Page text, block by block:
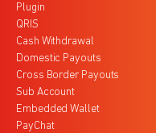
Plugin
QRIS
Cash Withdrawal
Domestic Payouts
Cross Border Payouts
Sub Account
Embedded Wallet
PayChat